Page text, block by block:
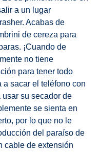
a un lugar
Acabas de
de cereza para
¡Cuando de
no tiene
para tener todo
sacar el teléfono con
su secador de
se sienta en
por lo que no le
del paraíso de
cable de extensión